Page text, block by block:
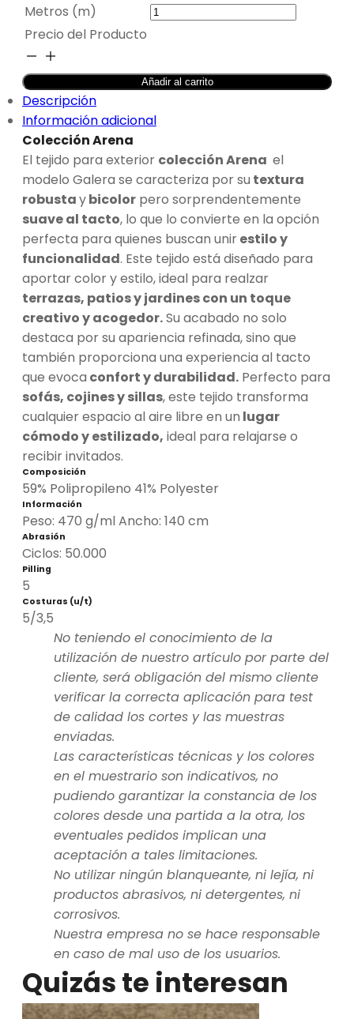
Metros (m)
Precio del Producto
TAPICERÍA
EXTERIOR
GALERA
NARANJA
-
ARENA
cantidad
Añadir al carrito
Descripción
Información adicional
Colección Arena
El tejido para exterior colección Arena el
modelo Galera se caracteriza por su textura
robustaybicolor pero sorprendentemente
suave al tacto, lo que lo convierte en la opción
perfecta para quienes buscan unirestilo y
funcionalidad. Este tejido está diseñado para
aportar color y estilo, ideal para realzar
terrazas, patios y jardines con un toque
creativo y acogedor.Su acabado no solo
destaca por su apariencia refinada, sino que
también proporciona una experiencia al tacto
que evoca confort y durabilidad. Perfecto para
sofás, cojines y sillas, este tejido transforma
cualquier espacio al aire libre en un lugar
cómodo y estilizado, ideal para relajarse o
recibir invitados.
Composición
59% Polipropileno 41% Polyester
Información
Peso: 470 g/ml Ancho: 140 cm
Abrasión
Ciclos: 50.000
Pilling
5
Costuras (u/t)
5/3,5
No teniendo el conocimiento de la
utilización de nuestro artículo por parte del
cliente, será obligación del mismo cliente
verificar la correcta aplicación para test
de calidad los cortes y las muestras
enviadas.
Las características técnicas y los colores
en el muestrario son indicativos, no
pudiendo garantizar la constancia de los
colores desde una partida a la otra, los
eventuales pedidos implican una
aceptación a tales limitaciones.
No utilizar ningún blanqueante, ni lejía, ni
productos abrasivos, ni detergentes, ni
corrosivos.
Nuestra empresa no se hace responsable
en caso de mal uso de los usuarios.
Quizás te interesan